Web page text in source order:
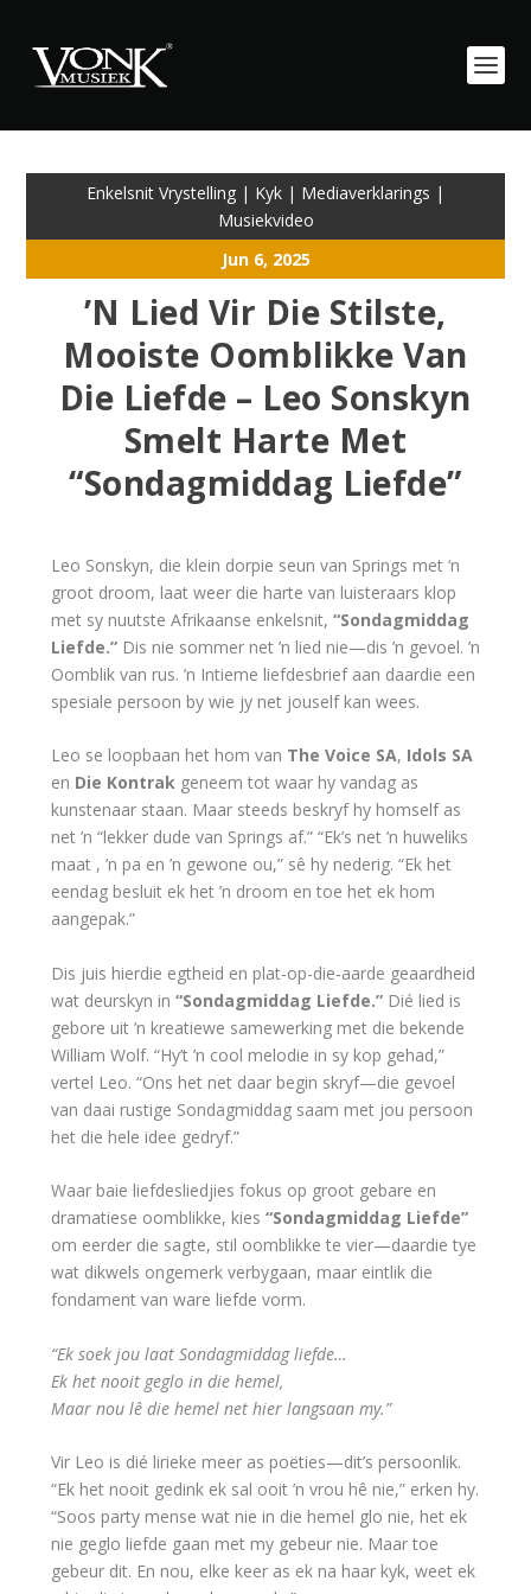
Enkelsnit Vrystelling | Kyk | Mediaverklarings |
Musiekvideo
Jun 6, 2025
’N Lied Vir Die Stilste,
Mooiste Oomblikke Van
Die Liefde – Leo Sonskyn
Smelt Harte Met
“Sondagmiddag Liefde”
Leo Sonskyn, die klein dorpie seun van Springs met ‘n
groot droom, laat weer die harte van luisteraars klop
met sy nuutste Afrikaanse enkelsnit, “Sondagmiddag
Liefde.”Dis nie sommer net ’n lied nie—dis ’n gevoel. ’n
Oomblik van rus. ’n Intieme liefdesbrief aan daardie een
spesiale persoon by wie jy net jouself kan wees.
Leo se loopbaan het hom van The Voice SA, Idols SA
en Die Kontrakgeneem tot waar hy vandag as
kunstenaar staan. Maar steeds beskryf hy homself as
net ’n “lekker dude van Springs af.” “Ek’s net ’n huweliks
maat , ’n pa en ’n gewone ou,” sê hy nederig. “Ek het
eendag besluit ek het ’n droom en toe het ek hom
aangepak.”
Dis juis hierdie egtheid en plat-op-die-aarde geaardheid
wat deurskyn in “Sondagmiddag Liefde.”Dié lied is
gebore uit ’n kreatiewe samewerking met die bekende
William Wolf. “Hy’t ’n cool melodie in sy kop gehad,”
vertel Leo. “Ons het net daar begin skryf—die gevoel
van daai rustige Sondagmiddag saam met jou persoon
het die hele idee gedryf.”
Waar baie liefdesliedjies fokus op groot gebare en
dramatiese oomblikke, kies “Sondagmiddag Liefde”
om eerder die sagte, stil oomblikke te vier—daardie tye
wat dikwels ongemerk verbygaan, maar eintlik die
fondament van ware liefde vorm.
“Ek soek jou laat Sondagmiddag liefde…
Ek het nooit geglo in die hemel,
Maar nou lê die hemel net hier langsaan my.”
Vir Leo is dié lirieke meer as poëties—dit’s persoonlik.
“Ek het nooit gedink ek sal ooit ’n vrou hê nie,” erken hy.
“Soos party mense wat nie in die hemel glo nie, het ek
nie geglo liefde gaan met my gebeur nie. Maar toe
gebeur dit. En nou, elke keer as ek na haar kyk, weet ek